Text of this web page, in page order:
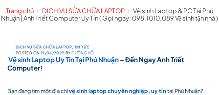
Trang chủ DỊCH VỤ SỬA CHỮA LAPTOP
Vệ sinh Laptop & PC Tại Phú
Nhuận | Anh Triết Computer Uy Tín ( Gọi ngay: 098.1010.089 Vệ sinh tận nhà )
DỊCH VỤ SỬA CHỮA LAPTOP, TIN TỨC
POSTED ON 19/04/2025 BYCƯỜNG VÕ
Vệ sinh Laptop Uy Tín Tại Phú Nhuận– Đến Ngay Anh Triết
Computer!
Bạn đang tìm một địa chỉvệ sinh laptop chuyên nghiệp, uy tín tại Phú Nhuận?